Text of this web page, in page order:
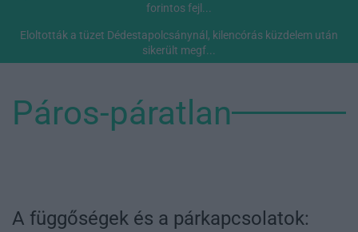
forintos fejl...
Eloltották a tüzet Dédestapolcsánynál, kilencórás küzdelem után
sikerült megf...
Páros-páratlan
A függőségek és a párkapcsolatok: